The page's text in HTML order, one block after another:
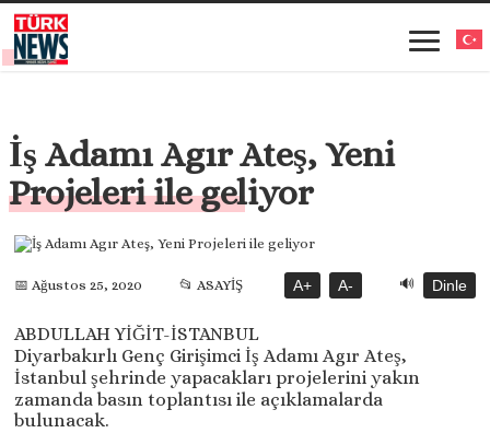
İş Adamı Agır Ateş, Yeni
Projeleri ile geliyor
📅 Ağustos 25, 2020 📂 ASAYİŞ A+ A- 🔊 Dinle
ABDULLAH YİĞİT-İSTANBUL
Diyarbakırlı Genç Girişimci İş Adamı Agır Ateş,
İstanbul şehrinde yapacakları projelerini yakın
zamanda basın toplantısı ile açıklamalarda
bulunacak.